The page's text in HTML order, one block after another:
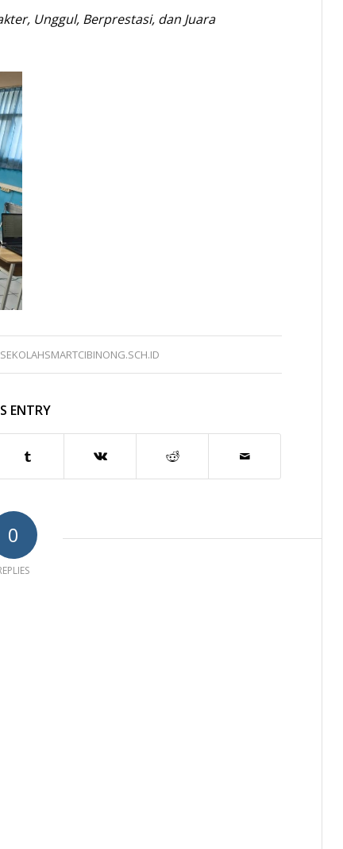
Unggul, Berprestasi, dan Juara
SEKOLAHSMARTCIBINONG.SCH.ID
ENTRY
0